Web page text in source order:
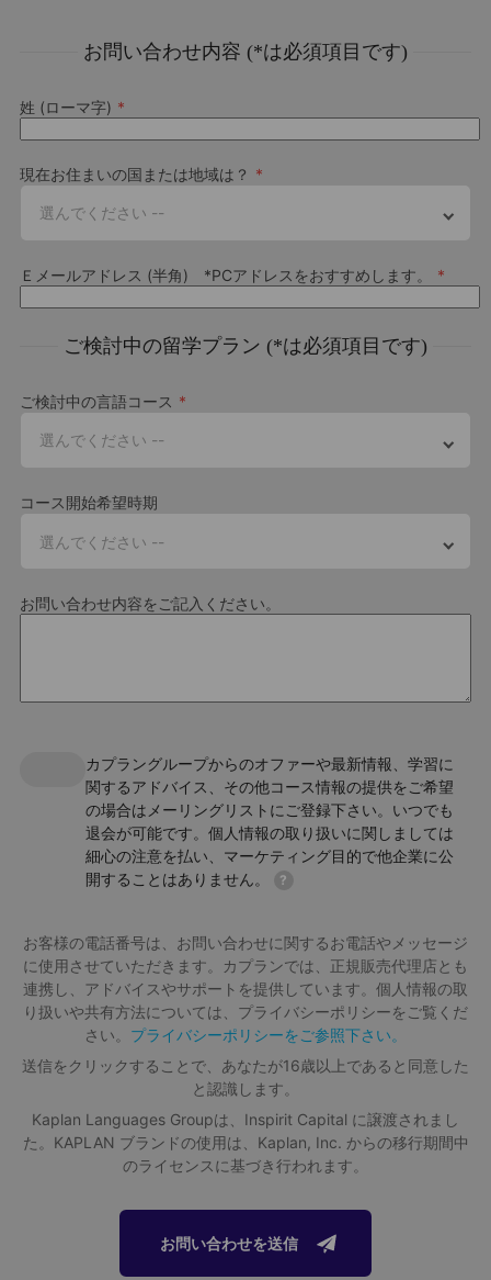
大学出願サポート
ポート（UPS）をご利用いただけます。様々な教育機関とのネッ
詳細はこちら
祝日および閉校日
教師資格
ダブリン校は、IELTSテストでより高いスコアの取得を目指すため
の対策クラスに特化したセンターです。対策クラスは午前と午後
から選べ、IELTSの模擬試験を定期的に受けることができます。授
業は、IELTS対策レッスンに備えてトレーニングされた教師が担当
し、目標のIELTSスコア取得に向けた学習プランの設計や個別指導
を行います。​​​​​​​
この学校について詳しく知りたい方はこちら
ファクトファイルをダウンロードする
Kaplan International Languages は、政府系教育機関 ACELS
(英語サービス認定およびコーディネーション) の認定を受け
た信頼できる語学学校です。また、English Education
*学生の推薦数は、2018 年に実施された Kaplan の学生への
部屋などのオプション有り
LIV Studentは、ダブリン市内中心部にある、学生専用の新
しいレジデンスです。カプランダブリン校から歩いてすぐの
場所にあり、市内で最も活気のある通りでは、必要なものす
べてを簡単に見つけることができ、ダブリンでの生活に最適
440 EUR
シングルルームとプレミアムルーム
全室専用バスルーム付き
自転車置き場
ダブリンの活気あふれる中心地、ブラックホール・プレイスに位置
する Arasain P&V では、4〜6人のカプランの留学生とで共有するキ
ッチン、専用バスルーム付きのお部屋を提供しています。トリニテ
て社交のための美しい中庭があります。キッチンには必要なものが
すべて揃っており、柔軟な訪問者ポリシーも提供。Arasain P&V は、
ダブリンならではの文化やナイトライフを体験しながら、一生もの
の友情を築くための完璧な環境を提供します。
シングルルームとプレミアムルーム
全室専用バスルーム付き
共用キッチン
自転車置き場
ランドリー施設
Download Accommodation Fact File
Download Factfile
580 EUR
Per week
い方は、弊社のアドバイザーまでご連絡ください。
Download Accommodation Fact File
Download Factfile
Young Adults - 宿泊施設
こちらの宿泊施設の詳細は近日公開予定です。詳細をご確認さ
れたい方は、弊社のアドバイザーまでご連絡ください。
お問い合わせ内容 (*は必須項目です)
姓 (ローマ字)
現在お住まいの国または地域は？
選んでください --
Ｅメールアドレス (半角) *PCアドレスをおすすめします。
ご検討中の留学プラン (*は必須項目です)
ご検討中の言語コース
選んでください --
コース開始希望時期
選んでください --
お問い合わせ内容をご記入ください。
カプラングループからのオファーや最新情報、学習に
関するアドバイス、その他コース情報の提供をご希望
の場合はメーリングリストにご登録下さい。いつでも
退会が可能です。個人情報の取り扱いに関しましては
細心の注意を払い、マーケティング目的で他企業に公
開することはありません。
?
お客様の電話番号は、お問い合わせに関するお電話やメッセージ
に使用させていただきます。カプランでは、正規販売代理店とも
連携し、アドバイスやサポートを提供しています。個人情報の取
り扱いや共有方法については、プライバシーポリシーをご覧くだ
さい。 プライバシーポリシーをご参照下さい。
送信をクリックすることで、あなたが16歳以上であると同意した
と認識します。
Kaplan Languages Groupは、Inspirit Capital に譲渡されまし
た。KAPLAN ブランドの使用は、Kaplan, Inc. からの移行期間中
のライセンスに基づき行われます。
お問い合わせを送信